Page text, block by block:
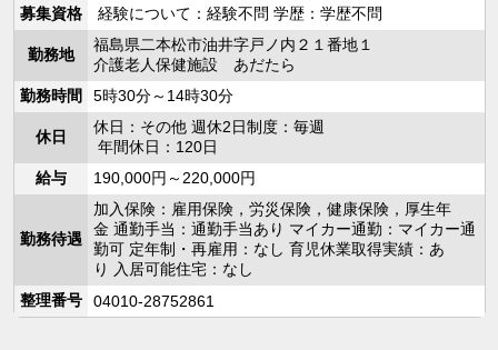
募集資格
経験について：経験不問 学歴：学歴不問
勤務地
福島県二本松市油井字戸ノ内２１番地１
介護老人保健施設 あだたら
勤務時間
5時30分～14時30分
休日
休日：その他 週休2日制度：毎週
年間休日：120日
給与
190,000円～220,000円
勤務待遇
加入保険：雇用保険，労災保険，健康保険，厚生年
金 通勤手当：通勤手当あり マイカー通勤：マイカー通
勤可 定年制・再雇用：なし 育児休業取得実績：あ
り 入居可能住宅：なし
整理番号
04010-28752861